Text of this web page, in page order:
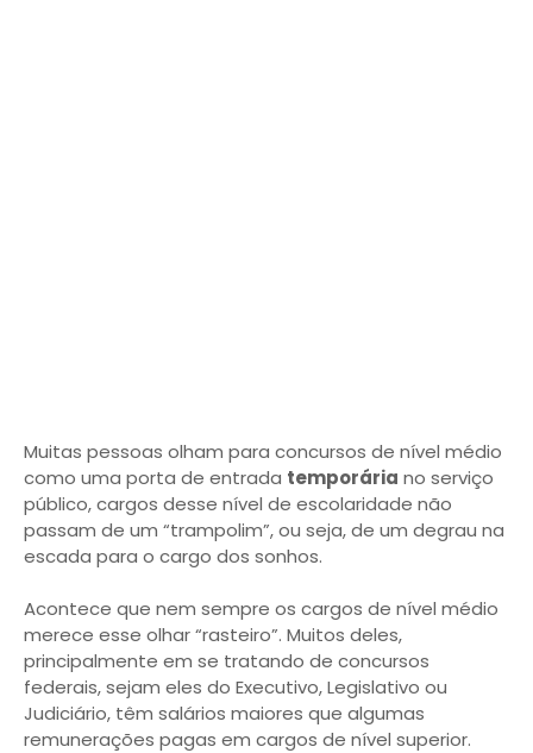
Muitas pessoas olham para concursos de nível médio
como uma porta de entrada temporária no serviço
público, cargos desse nível de escolaridade não
passam de um “trampolim”, ou seja, de um degrau na
escada para o cargo dos sonhos.
Acontece que nem sempre os cargos de nível médio
merece esse olhar “rasteiro”. Muitos deles,
principalmente em se tratando de concursos
federais, sejam eles do Executivo, Legislativo ou
Judiciário, têm salários maiores que algumas
remunerações pagas em cargos de nível superior.